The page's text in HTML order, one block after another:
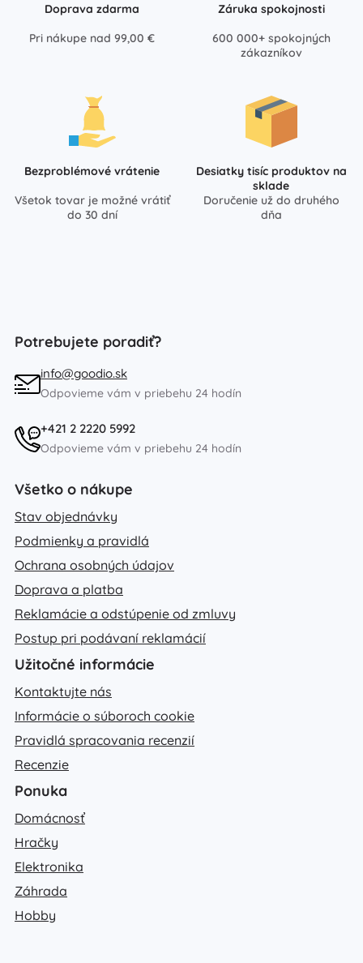
Doprava zdarma
Pri nákupe nad 99,00 €
Záruka spokojnosti
600 000+ spokojných
zákazníkov
Bezproblémové vrátenie
Všetok tovar je možné vrátiť
do 30 dní
Desiatky tisíc produktov na
sklade
Doručenie už do druhého
dňa
Potrebujete poradiť?
info@goodio.sk
Odpovieme vám v priebehu 24 hodín
+421 2 2220 5992
Odpovieme vám v priebehu 24 hodín
Všetko o nákupe
Stav objednávky
Podmienky a pravidlá
Ochrana osobných údajov
Doprava a platba
Reklamácie a odstúpenie od zmluvy
Postup pri podávaní reklamácií
Užitočné informácie
Kontaktujte nás
Informácie o súboroch cookie
Pravidlá spracovania recenzií
Recenzie
Ponuka
Domácnosť
Hračky
Elektronika
Záhrada
Hobby